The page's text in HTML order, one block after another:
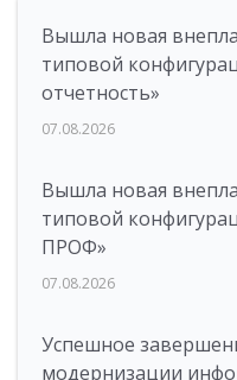
Вышла новая
типовой
отчетность»
07.08.2026
Вышла новая
типовой
ПРОФ»
07.08.2026
Успешное
модернизации